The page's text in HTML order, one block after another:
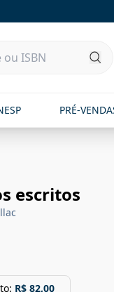
PRÉ-
escritos
R$ 82,00